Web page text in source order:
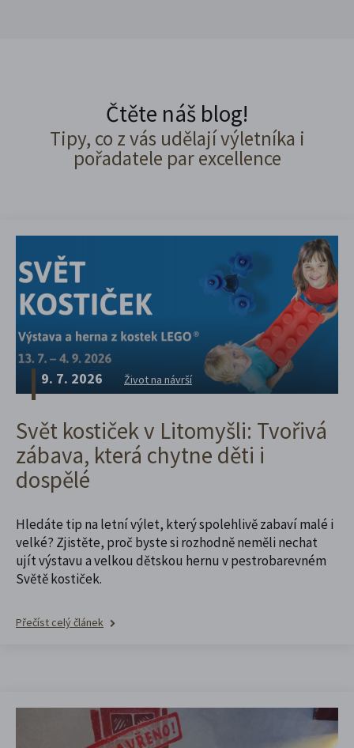
Čtěte náš blog!
Tipy, co z vás udělají výletníka i
pořadatele par excellence
9. 7. 2026 Život na návrší
Svět kostiček v Litomyšli: Tvořivá
zábava, která chytne děti i
dospělé
Hledáte tip na letní výlet, který spolehlivě zabaví malé i
velké? Zjistěte, proč byste si rozhodně neměli nechat
ujít výstavu a velkou dětskou hernu v pestrobarevném
Světě kostiček.
Přečíst celý článek